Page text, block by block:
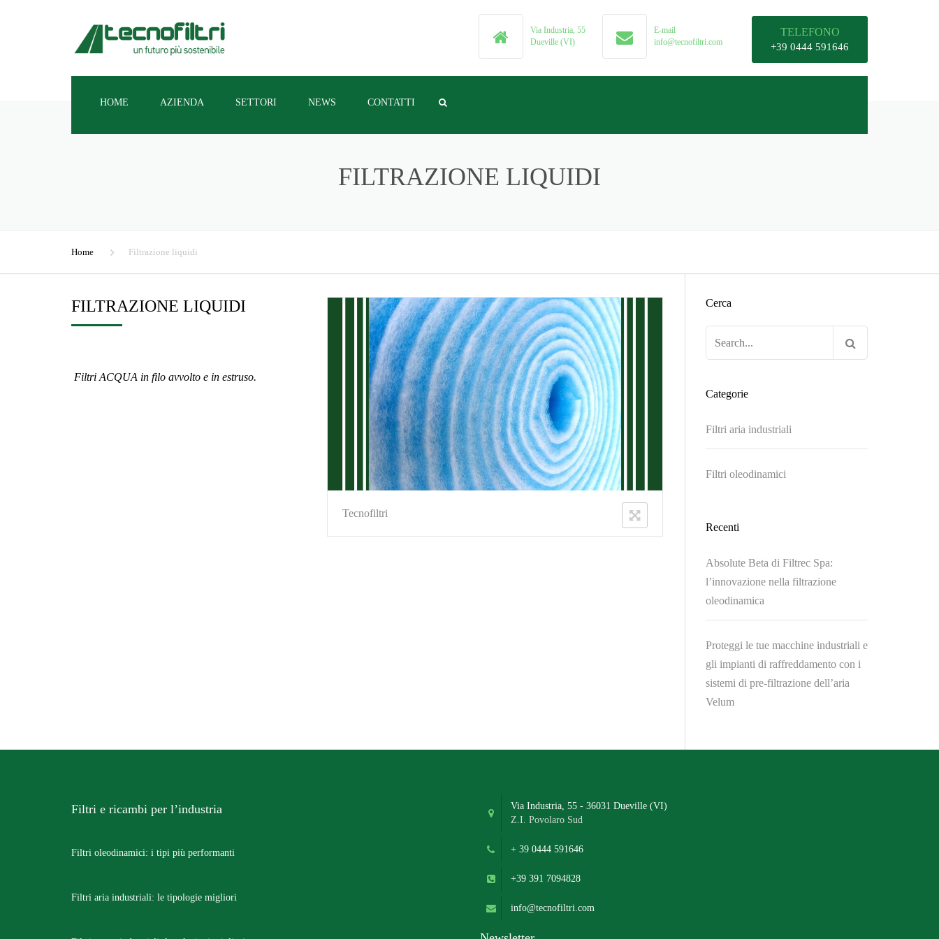
Via Industria, 55
Dueville (VI)
E-mail
info@tecnofiltri.com
TELEFONO
+39 0444 591646
HOME AZIENDA SETTORI
AUTOTRAZIONE INDUSTRIALE
FILTRI PER AUTOTRAZIONE
INDUSTRIALE
NEWS CONTATTI
FILTRAZIONE LIQUIDI
Home Filtrazione liquidi
FILTRAZIONE LIQUIDI
Filtri ACQUA in filo avvolto e in estruso.
Tecnofiltri
Cerca
Categorie
Filtri aria industriali
Filtri oleodinamici
Recenti
Absolute Beta di Filtrec Spa:
l’innovazione nella filtrazione
oleodinamica
Proteggi le tue macchine industriali e
gli impianti di raffreddamento con i
sistemi di pre-filtrazione dell’aria
Velum
Filtri e ricambi per l’industria
Filtri oleodinamici: i tipi più performanti
Filtri aria industriali: le tipologie migliori
Via Industria, 55 - 36031 Dueville (VI)
Z.I. Povolaro Sud
+ 39 0444 591646
+39 391 7094828
info@tecnofiltri.com